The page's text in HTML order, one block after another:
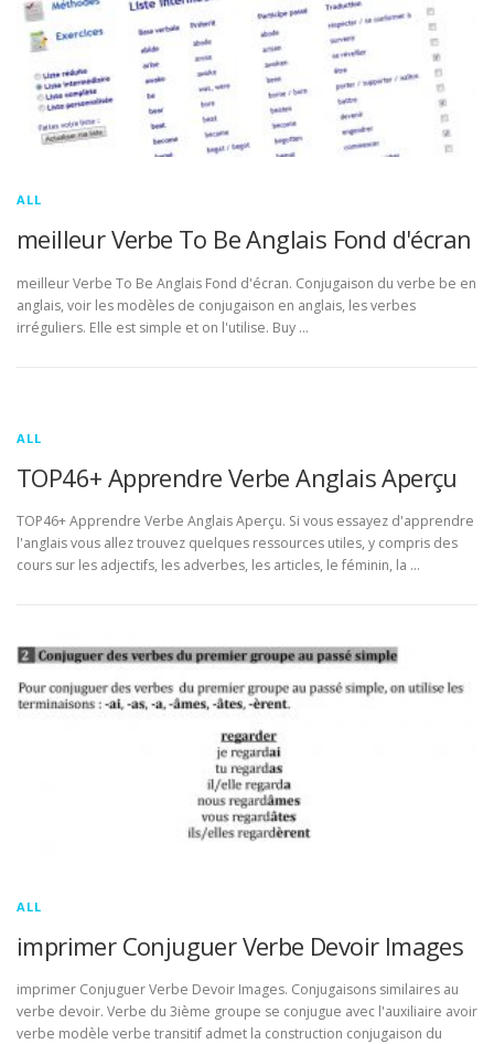
ALL
meilleur Verbe To Be Anglais Fond d'écran
meilleur Verbe To Be Anglais Fond d'écran. Conjugaison du verbe be en
anglais, voir les modèles de conjugaison en anglais, les verbes
irréguliers. Elle est simple et on l'utilise. Buy …
ALL
TOP46+ Apprendre Verbe Anglais Aperçu
TOP46+ Apprendre Verbe Anglais Aperçu. Si vous essayez d'apprendre
l'anglais vous allez trouvez quelques ressources utiles, y compris des
cours sur les adjectifs, les adverbes, les articles, le féminin, la …
ALL
imprimer Conjuguer Verbe Devoir Images
imprimer Conjuguer Verbe Devoir Images. Conjugaisons similaires au
verbe devoir. Verbe du 3ième groupe se conjugue avec l'auxiliaire avoir
verbe modèle verbe transitif admet la construction conjugaison du